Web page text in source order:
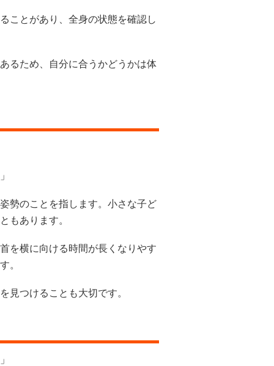
ことがあり、全身の状態を確認し
るため、自分に合うかどうかは体
勢のことを指します。小さな子ど
もあります。
を横に向ける時間が長くなりやす
。
見つけることも大切です。